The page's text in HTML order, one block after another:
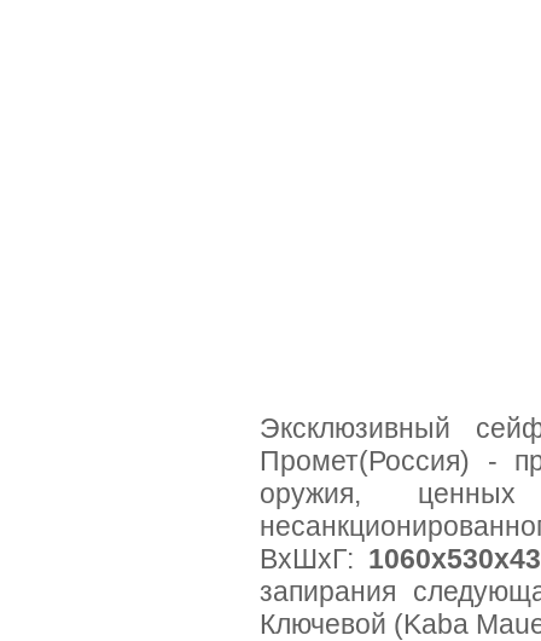
Эксклюзивный
Промет(Россия) -
оружия,
ВхШхГ:
запирания
Ключевой (Kaba